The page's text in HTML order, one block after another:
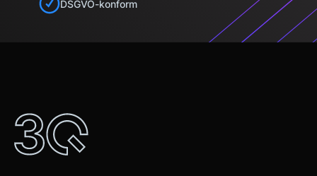
weiteren Daten zusammen, die Sie ihnen bereitgestellt
haben oder die sie im Rahmen Ihrer Nutzung der Dienste
DSGVO-konform